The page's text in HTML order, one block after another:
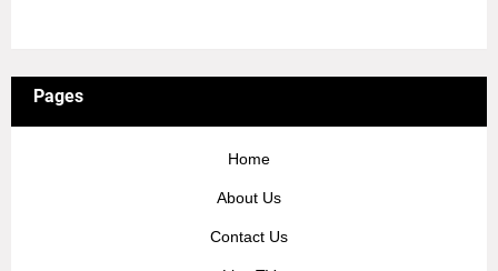
Pages
Home
About Us
Contact Us